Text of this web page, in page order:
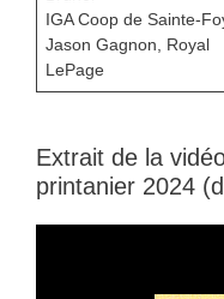
IGA Coop de Sainte-
Jason Gagnon, Royal
LePage
Extrait de la
printanier 2024